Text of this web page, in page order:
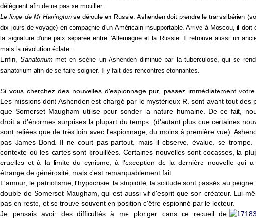
délèguent afin de ne pas se mouiller.
Le linge de Mr Harringtonse déroule en Russie. Ashenden doit prendre le transsibérien
dix jours de voyage) en compagnie d'un Américain insupportable. Arrivé à Moscou, il doit
la signature d'une paix séparée entre l'Allemagne et la Russie. Il retrouve aussi un
mais la révolution éclate...
Enfin, Sanatoriummet en scène un Ashenden diminué par la tuberculose, qui se
sanatorium afin de se faire soigner. Il y fait des rencontres étonnantes.
Si vous cherchez des nouvelles d'espionnage pur, passez immédiatement votre
Les missions dont Ashenden est chargé par le mystérieux R. sont avant tout des
que Somerset Maugham utilise pour sonder la nature humaine. De ce fait,
droit à d'énormes surprises la plupart du temps. (d'autant plus que certaines
sont reliées que de très loin avec l'espionnage, du moins à première vue).
pas James Bond. Il ne court pas partout, mais il observe, évalue, se trompe,
contexte où les cartes sont brouillées. Certaines nouvelles sont cocasses, la
cruelles et à la limite du cynisme, à l'exception de la dernière nouvelle qui
étrange de générosité, mais c'est remarquablement fait.
L'amour, le patriotisme, l'hypocrisie, la stupidité, la solitude sont passés au peigne
double de Somerset Maugham, qui est aussi vif d'esprit que son créateur. Lui-
pas en reste, et se trouve souvent en position d'être espionné par le lecteur.
Je pensais avoir des difficultés à me plonger dans ce recueil de